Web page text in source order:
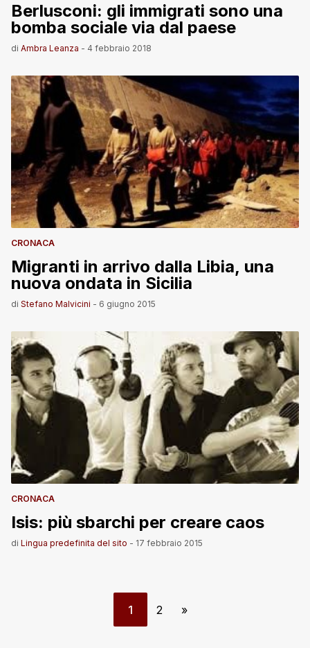
Berlusconi: gli immigrati sono una
bomba sociale via dal paese
di Ambra Leanza - 4 febbraio 2018
CRONACA
Migranti in arrivo dalla Libia, una
nuova ondata in Sicilia
di Stefano Malvicini - 6 giugno 2015
CRONACA
Isis: più sbarchi per creare caos
di Lingua predefinita del sito - 17 febbraio 2015
1 2 »